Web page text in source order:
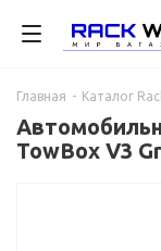
Главная - Каталог
TowBox V3